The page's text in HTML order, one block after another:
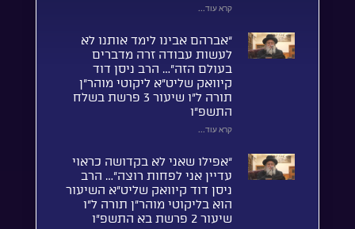
קרא עוד...
“אברהם אבינו לימד אותנו לא
לעשות עבודה זרה מדברים
בעולם הזה”… הרב ניסן דוד
קיוואק שליט”א ליקוטי מוהר”ן
תורה ל”ו שיעור 3 פרשת בשלח
התשפ”ו
קרא עוד...
“אפילו שאני לא בקדושה כראוי
עדיין אני לפחות רוצה”… הרב
ניסן דוד קיוואק שליט”א השיעור
הוא בליקוטי מוהר”ן תורה ל”ו
שיעור 2 פרשת בא התשפ”ו